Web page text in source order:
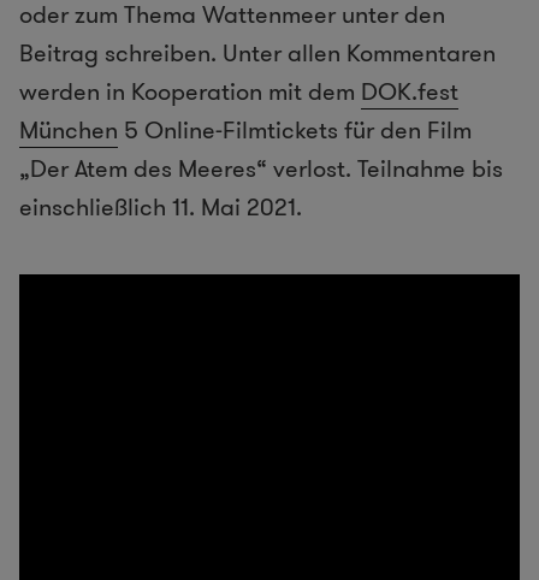
oder zum Thema Wattenmeer unter den
Beitrag schreiben. Unter allen Kommentaren
werden in Kooperation mit dem DOK.fest
München 5 Online-Filmtickets für den Film
„Der Atem des Meeres“ verlost. Teilnahme bis
einschließlich 11. Mai 2021.